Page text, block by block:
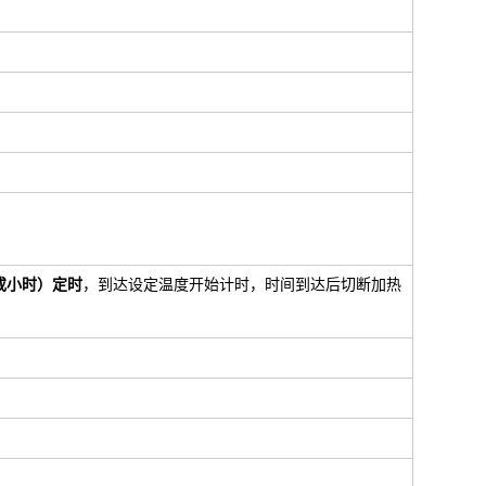
小时）定时，到达设定温度开始计时，时间到达后切断加热